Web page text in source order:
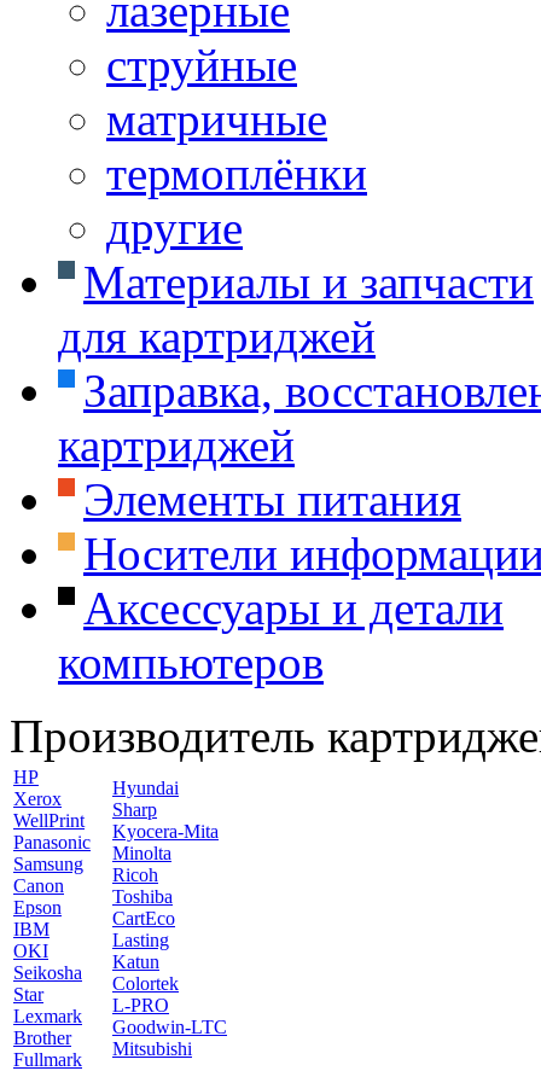
струйные
матричные
термоплёнки
другие
Материалы и запчасти
для картриджей
Заправка,
картриджей
Элементы питания
Носители
Аксессуары и детали
компьютеров
Производитель
HP
Xerox
WellPrint
Panasonic
Samsung
Canon
Epson
IBM
OKI
Seikosha
Star
Lexmark
Brother
Fullmark
Hyundai
Sharp
Kyocera-Mita
Minolta
Ricoh
Toshiba
CartEco
Lasting
Katun
Colortek
L-PRO
Goodwin-LTC
Mitsubishi